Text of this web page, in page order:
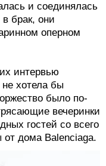
и соединялась
брак, они
оперном
интервью
не хотела бы
было по-
вечеринки
гостей со всего
от дома Balenciaga.